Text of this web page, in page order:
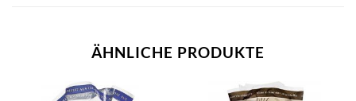
ÄHNLICHE PRODUKTE